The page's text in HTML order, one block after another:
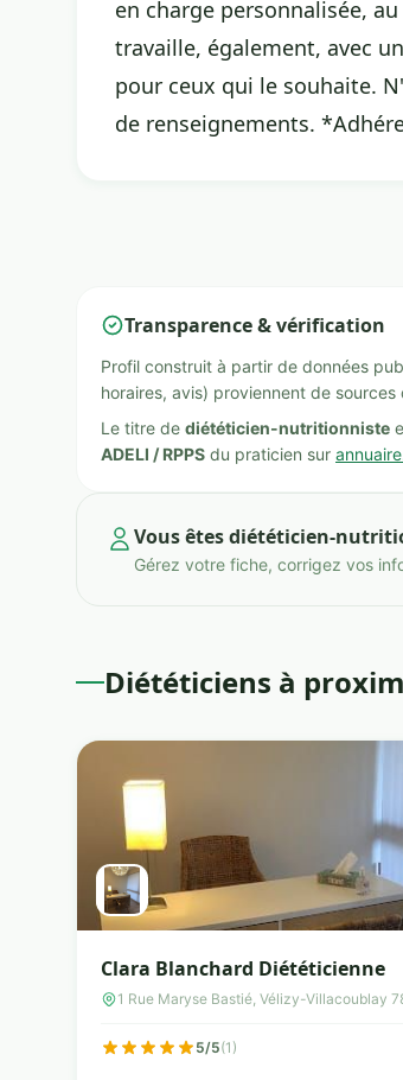
en charge personnalisée,
travaille, également, avec
pour ceux qui le souhaite.
de renseignements.
Transparence & vérification
Profil construit à partir de données
horaires, avis) proviennent de
Le titre de diététicien-nutritionniste
ADELI / RPPS du praticien sur
Vous êtes diététicien-
Gérez votre fiche, corrigez vos
Diététiciens à
Clara Blanchard Diététicienne
1 Rue Maryse Bastié, Vélizy-Villacoublay
5/5(1)